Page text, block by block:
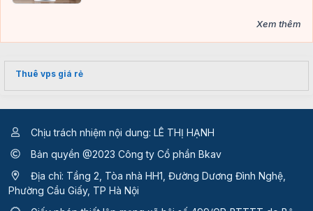
Xem thêm
Thuê vps giá rẻ
Chịu trách nhiệm nội dung: LÊ THỊ HẠNH
Bản quyền @2023 Công ty Cổ phần Bkav
Địa chỉ: Tầng 2, Tòa nhà HH1, Đường Dương Đình Nghệ,
Phường Cầu Giấy, TP Hà Nội